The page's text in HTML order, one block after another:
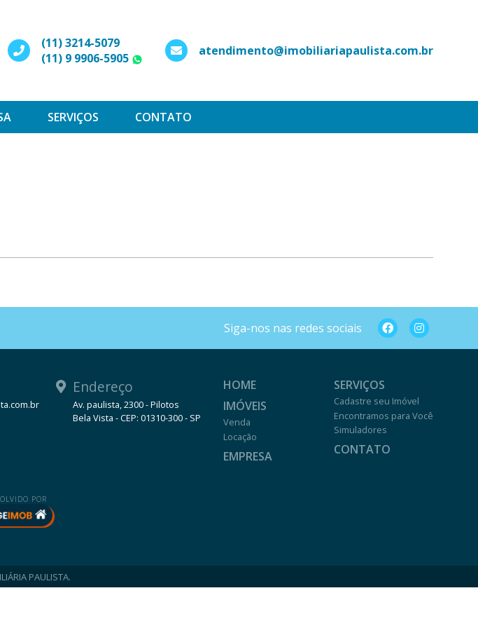
(11) 3214-5079
(11) 9 9906-5905
WhatsApp
atendimento@imobiliariapaulista.com.br
SERVIÇOS CONTATO
Siga-nos nas redes sociais
Endereço
Av. paulista, 2300 - Pilotos
Bela Vista - CEP: 01310-300 - SP
HOME
IMÓVEIS
Venda
Locação
EMPRESA
SERVIÇOS
Cadastre seu Imóvel
Encontramos para Você
Simuladores
CONTATO
POR
PAULISTA.